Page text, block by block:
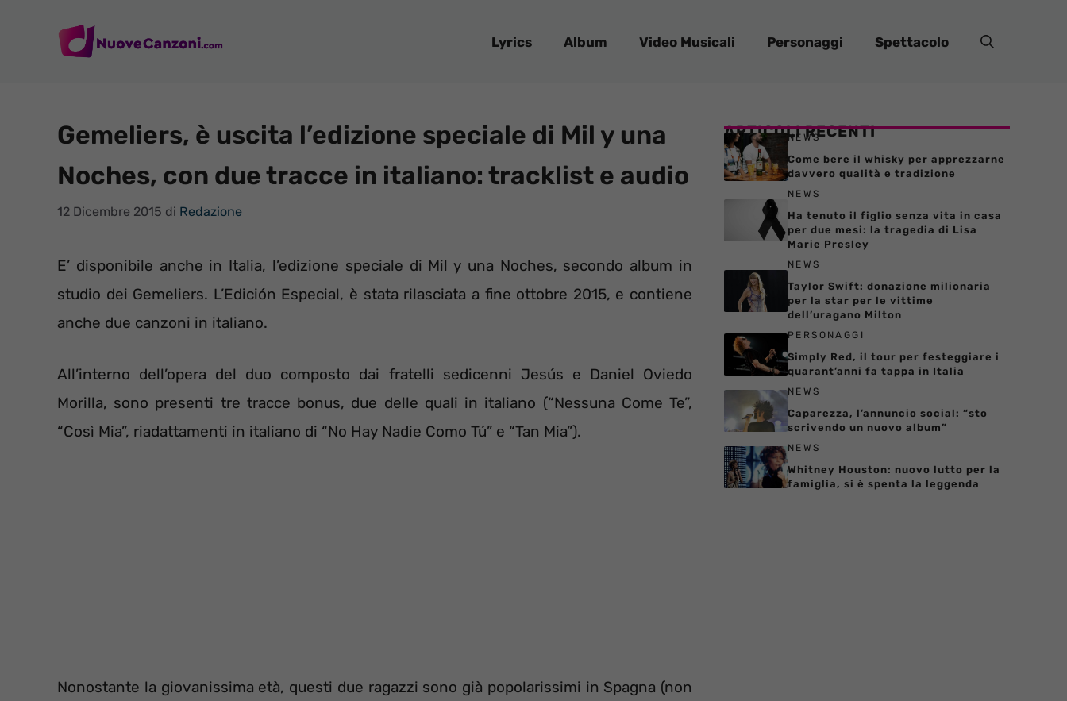
Lyrics Album Video Musicali Personaggi Spettacolo
Gemeliers, è uscita l’edizione speciale di Mil y una
Noches, con due tracce in italiano: tracklist e audio
12 Dicembre 2015 di Redazione
E’ disponibile anche in Italia, l’edizione speciale di Mil y una Noches, secondo album in
studio dei Gemeliers. L’Edición Especial, è stata rilasciata a fine ottobre 2015, e contiene
anche due canzoni in italiano.
All’interno dell’opera del duo composto dai fratelli sedicenni Jesús e Daniel Oviedo
Morilla, sono presenti tre tracce bonus, due delle quali in italiano (“Nessuna Come Te”,
“Così Mia”, riadattamenti in italiano di “No Hay Nadie Como Tú” e “Tan Mia”).
Nonostante la giovanissima età, questi due ragazzi sono già popolarissimi in Spagna (non
ARTICOLI RECENTI
NEWS
Come bere il whisky per apprezzarne
davvero qualità e tradizione
NEWS
Ha tenuto il figlio senza vita in casa
per due mesi: la tragedia di Lisa
Marie Presley
NEWS
Taylor Swift: donazione milionaria
per la star per le vittime
dell’uragano Milton
PERSONAGGI
Simply Red, il tour per festeggiare i
quarant’anni fa tappa in Italia
NEWS
Caparezza, l’annuncio social: “sto
scrivendo un nuovo album”
NEWS
Whitney Houston: nuovo lutto per la
famiglia, si è spenta la leggenda